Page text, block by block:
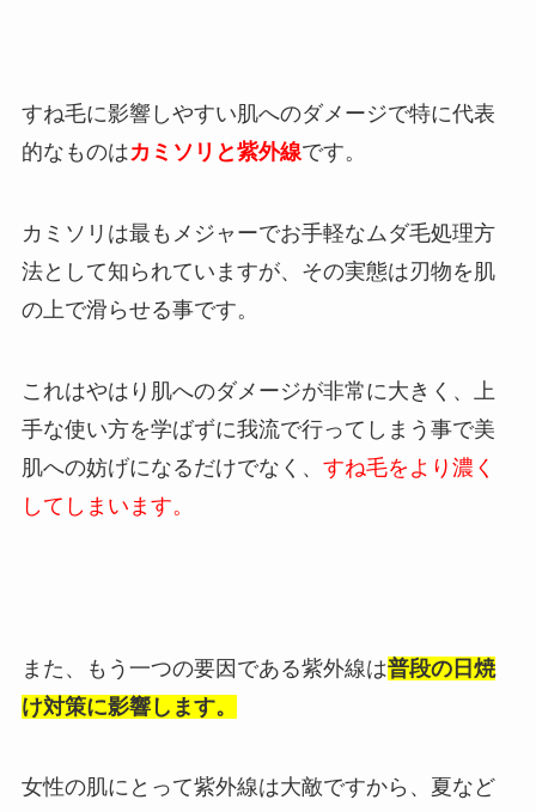
すね毛に影響しやすい肌へのダメージで特に代表
的なものはカミソリと紫外線です。
カミソリは最もメジャーでお手軽なムダ毛処理方
法として知られていますが、その実態は刃物を肌
の上で滑らせる事です。
これはやはり肌へのダメージが非常に大きく、上
手な使い方を学ばずに我流で行ってしまう事で美
肌への妨げになるだけでなく、 すね毛をより濃く
してしまいます。
また、もう一つの要因である紫外線は普段の日焼
け対策に影響します。
女性の肌にとって紫外線は大敵ですから、夏など